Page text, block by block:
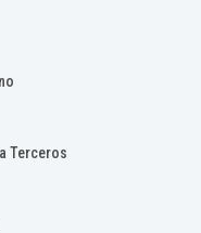
Terceros